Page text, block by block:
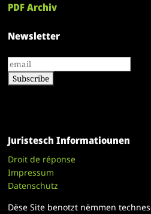
PDF Archiv
Newsletter
Juristesch Informatiounen
Droit de réponse
Impressum
Datenschutz
Dëse Site benotzt nëmmen